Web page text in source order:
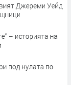
Джереми Уейд
– историята на
под нулата по